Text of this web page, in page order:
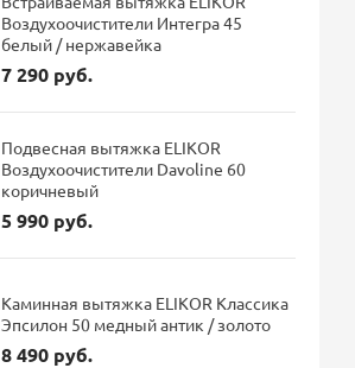
Воздухоочистители Интегра 45
белый / нержавейка
7 290 руб.
Подвесная вытяжка ELIKOR
Воздухоочистители Davoline 60
коричневый
5 990 руб.
Каминная вытяжка ELIKOR Классика
Эпсилон 50 медный антик / золото
8 490 руб.